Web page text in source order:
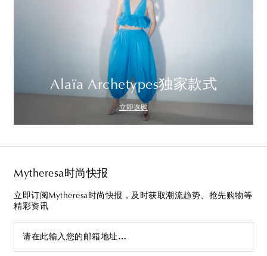
Alaïa Archetypes独家款式
立即选购
Mytheresa时尚快报
立即订阅Mytheresa时尚快报，及时获取潮流趋势、抢先购物等
精彩资讯
请在此输入您的邮箱地址…